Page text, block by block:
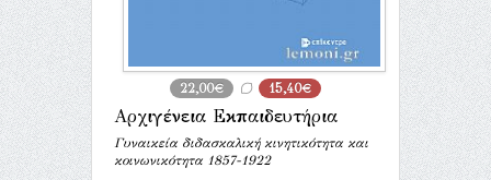
22,00€ 15,40€
Αρχιγένεια Εκπαιδευτήρια
Γυναικεία διδασκαλική κινητικότητα και
κοινωνικότητα 1857-1922